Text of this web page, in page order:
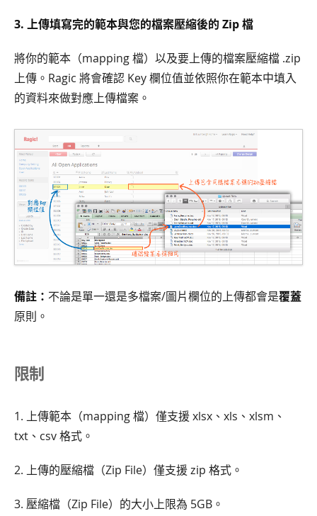
3. 上傳填寫完的範本與您的檔案壓縮後的 Zip 檔
將你的範本（mapping 檔）以及要上傳的檔案壓縮檔 .zip
上傳。Ragic 將會確認 Key 欄位值並依照你在範本中填入
的資料來做對應上傳檔案。
備註： 不論是單一還是多檔案/圖片欄位的上傳都會是覆蓋
原則。
限制
1. 上傳範本（mapping 檔）僅支援 xlsx、xls、xlsm、
txt、csv 格式。
2. 上傳的壓縮檔（Zip File）僅支援 zip 格式。
3. 壓縮檔（Zip File）的大小上限為 5GB。